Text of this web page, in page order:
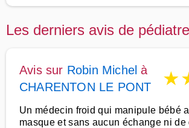
Les derniers avis de
Avis sur Robin Michel à
CHARENTON LE PONT
★
Un médecin froid qui manipule bébé
masque et sans aucun échange ni de